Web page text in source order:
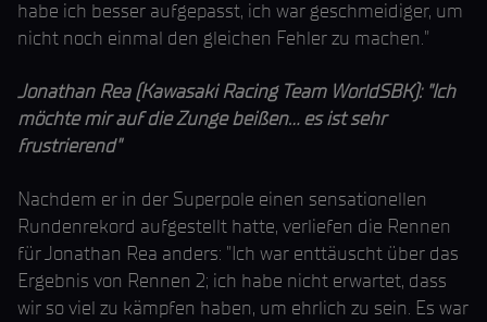
habe ich besser aufgepasst, ich war geschmeidiger, um
nicht noch einmal den gleichen Fehler zu machen."
Jonathan Rea (Kawasaki Racing Team WorldSBK): "Ich
möchte mir auf die Zunge beißen... es ist sehr
frustrierend"
Nachdem er in der Superpole einen sensationellen
Rundenrekord aufgestellt hatte, verliefen die Rennen
für Jonathan Rea anders: "Ich war enttäuscht über das
Ergebnis von Rennen 2; ich habe nicht erwartet, dass
wir so viel zu kämpfen haben, um ehrlich zu sein. Es war